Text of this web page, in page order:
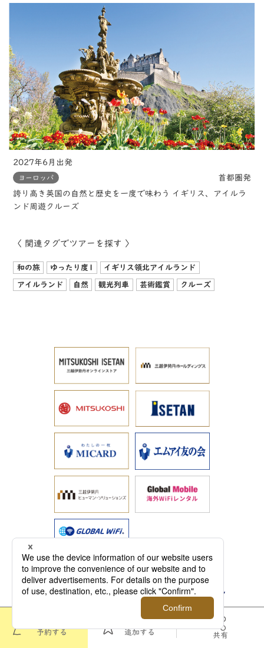
予約する
追加する
共有
2027年6月出発
ヨーロッパ
首都圏発
誇り高き英国の自然と歴史を一度で味わう イギリス、アイルラ
ンド周遊クルーズ
〈 関連タグでツアーを探す 〉
和の旅 ゆったり度1 イギリス領北アイルランド
アイルランド 自然 観光列車 芸術鑑賞 クルーズ
03-3276-0111